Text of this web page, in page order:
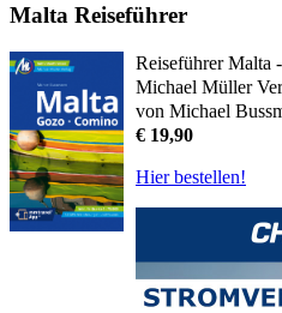
Malta Reiseführer
Reiseführer Malta
Michael Müller
von Michael
€ 19,90
Hier bestellen!